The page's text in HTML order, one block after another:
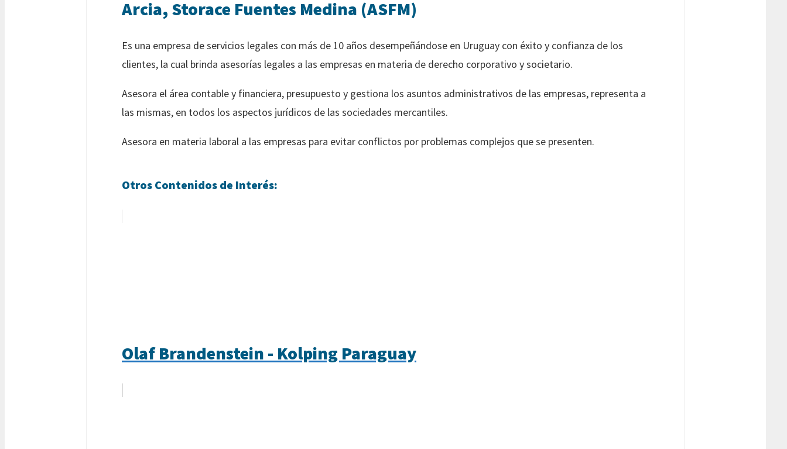
Arcia, Storace Fuentes Medina (ASFM)
Es una empresa de servicios legales con más de 10 años desempeñándose en Uruguay con éxito y confianza de los
clientes, la cual brinda asesorías legales a las empresas en materia de derecho corporativo y societario.
Asesora el área contable y financiera, presupuesto y gestiona los asuntos administrativos de las empresas, representa a
las mismas, en todos los aspectos jurídicos de las sociedades mercantiles.
Asesora en materia laboral a las empresas para evitar conflictos por problemas complejos que se presenten.
Otros Contenidos de Interés:
Olaf Brandenstein - Kolping Paraguay